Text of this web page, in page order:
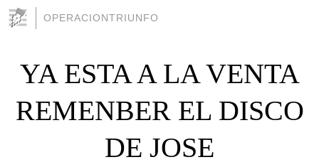
OPERACIONTRIUNFO
YA ESTA A LA VENTA
REMENBER EL DISCO
DE JOSE